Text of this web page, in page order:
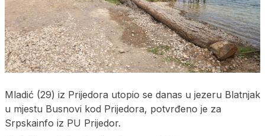
Mladić (29) iz Prijedora utopio se danas u jezeru Blatnjak
u mjestu Busnovi kod Prijedora, potvrđeno je za
Srpskainfo iz PU Prijedor.